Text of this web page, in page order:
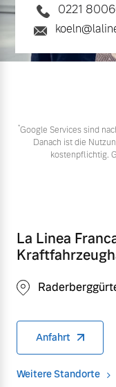
0221
*Google Services sind
Danach ist die
kostenpflichtig.
La Linea
Anfahrt
Weitere Standorte